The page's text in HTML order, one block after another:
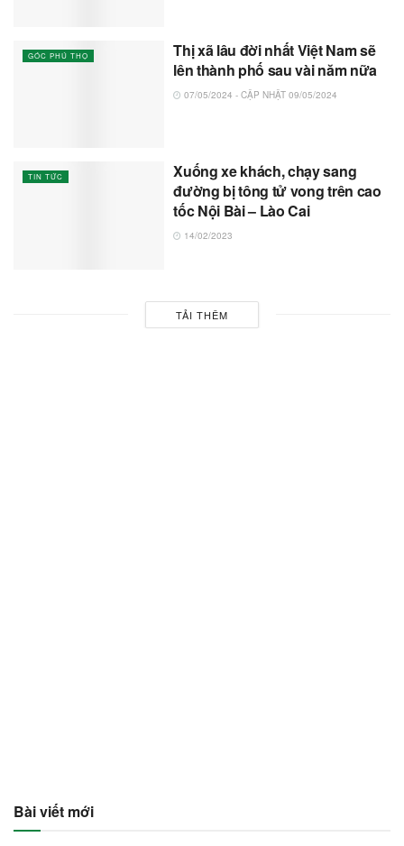
GÓC PHÚ THỌ
Thị xã lâu đời nhất Việt Nam sẽ
lên thành phố sau vài năm nữa
07/05/2024 - CẬP NHẬT 09/05/2024
TIN TỨC
Xuống xe khách, chạy sang
đường bị tông tử vong trên cao
tốc Nội Bài – Lào Cai
14/02/2023
TẢI THÊM
Bài viết mới